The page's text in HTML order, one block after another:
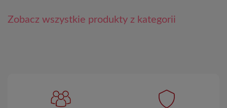
Zobacz wszystkie produkty z kategorii